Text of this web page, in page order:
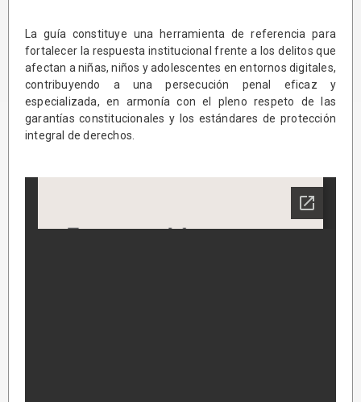
La guía constituye una herramienta de referencia para
fortalecer la respuesta institucional frente a los delitos que
afectan a niñas, niños y adolescentes en entornos digitales,
contribuyendo a una persecución penal eficaz y
especializada, en armonía con el pleno respeto de las
garantías constitucionales y los estándares de protección
integral de derechos.